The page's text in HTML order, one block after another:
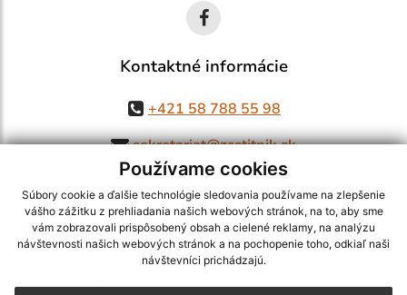
Používame cookies
Súbory cookie a ďalšie technológie sledovania používame na zlepšenie
vášho zážitku z prehliadania našich webových stránok, na to, aby sme
vám zobrazovali prispôsobený obsah a cielené reklamy, na analýzu
návštevnosti našich webových stránok a na pochopenie toho, odkiaľ naši
návštevníci prichádzajú.
Kontaktné informácie
+421 58 788 55 98
sekretariat@zsstitnik.sk
využite možnosť získavania aktuálnych informácií s využitím RSS
CMS systém (redakčný) systém ECHELON 2,Mapa stránok,web portál
webex.digital, s.r.o.,domény,registrácia domény